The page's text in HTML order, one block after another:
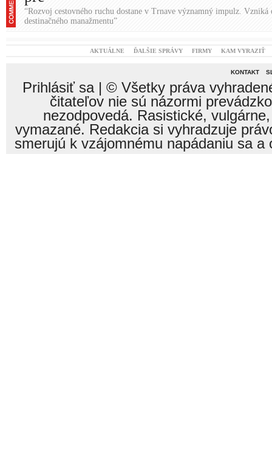
“Rozvoj cestovného ruchu dostane v Trnave významný impulz. Vzniká
destinačného manažmentu”
AKTUÁLNE ĎALŠIE SPRÁVY FIRMY KAM VYRAZIŤ
KONTAKT
Prihlásiť sa| © Všetky práva
čitateľov nie sú názormi
nezodpovedá. Rasistické,
vymazané. Redakcia si vyhradzuje
smerujú k vzájomnému napádaniu sa